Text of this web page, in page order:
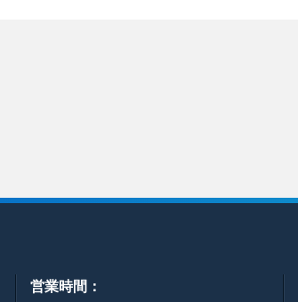
営業時間：